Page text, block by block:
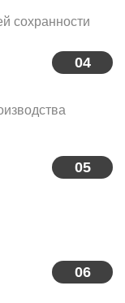
сохранности
04
05
06